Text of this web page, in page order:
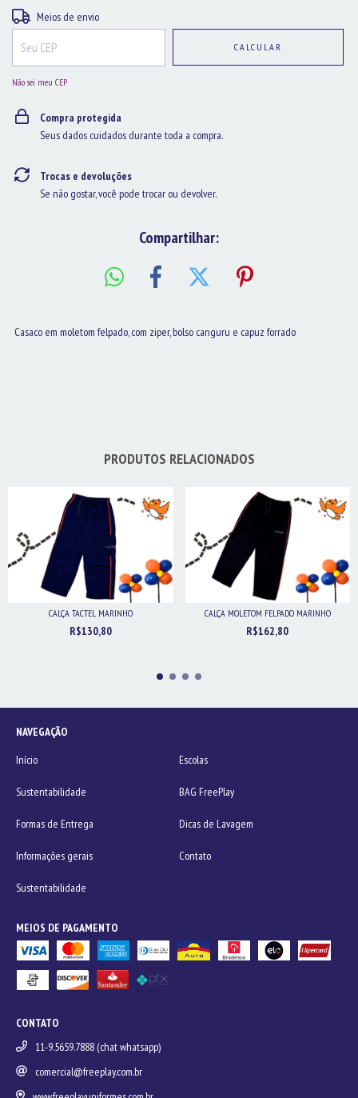
Entregas para o CEP:
Meios de envio
CALCULAR
Não sei meu CEP
Compra protegida
Seus dados cuidados durante toda a compra.
Trocas e devoluções
Se não gostar, você pode trocar ou devolver.
Compartilhar:
Casaco em moletom felpado, com ziper, bolso canguru e capuz forrado
PRODUTOS RELACIONADOS
CALÇA TACTEL MARINHO
R$130,80
CALÇA MOLETOM FELPADO MARINHO
R$162,80
NAVEGAÇÃO
Início
Escolas
Sustentabilidade BAG FreePlay
Formas de Entrega Dicas de Lavagem
Informações gerais Contato
Sustentabilidade
MEIOS DE PAGAMENTO
CONTATO
11-9.5659.7888 (chat whatsapp)
comercial@freeplay.com.br